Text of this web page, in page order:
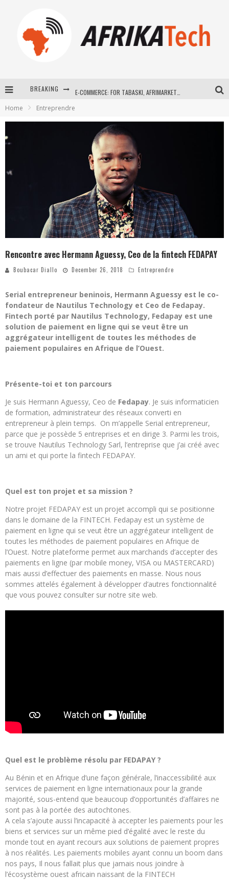
BREAKING
How Technology Has Changed Sports
Home Entreprendre
Rencontre avec Hermann Aguessy, Ceo de la fintech FEDAPAY
Boubacar Diallo December 26, 2018 Entreprendre
Serial entrepreneur beninois, Hermann Aguessy est le co-
fondateur de Nautilus Technology et Ceo de Fedapay.
Fintech porté par Nautilus Technology, Fedapay est une
solution de paiement en ligne qui se veut être un
aggrégateur intelligent de toutes les méthodes de
paiement populaires en Afrique de l’Ouest.
Présente-toi et ton parcours
Je suis Hermann Aguessy, Ceo de Fedapay. Je suis informaticien
de formation, administrateur des réseaux converti en
entrepreneur à plein temps. On m’appelle Serial entrepreneur,
parce que je possède 5 entreprises et en dirige 3. Parmi les trois,
se trouve Nautilus Technology Sarl, l’entreprise que j’ai créé avec
un ami et qui porte la fintech FEDAPAY.
Quel est ton projet et sa mission ?
Notre projet FEDAPAY est un projet accompli qui se positionne
dans le domaine de la FINTECH. Fedapay est un système de
paiement en ligne qui se veut être un aggrégateur intelligent de
toutes les méthodes de paiement populaires en Afrique de
l’Ouest. Notre plateforme permet aux marchands d’accepter des
paiements en ligne (par mobile money, VISA ou MASTERCARD)
mais aussi d’effectuer des paiements en masse. Nous nous
sommes attelés également à développer d’autres fonctionnalité
que vous pouvez consulter sur notre site web.
Quel est le problème résolu par FEDAPAY ?
Au Bénin et en Afrique d’une façon générale, l’inaccessibilité aux
services de paiement en ligne internationaux pour la grande
majorité, sous-entend que beaucoup d’opportunités d’affaires ne
sont pas à la portée des autochtones.
A cela s’ajoute aussi l’incapacité à accepter les paiements pour les
biens et services sur un même pied d’égalité avec le reste du
monde tout en ayant recours aux solutions de paiement propres
à nos réalités. Les paiements mobiles ayant connu un boom dans
nos pays, Il nous fallait plus que jamais nous joindre à
l’écosystème ouest africain naissant de la FINTECH